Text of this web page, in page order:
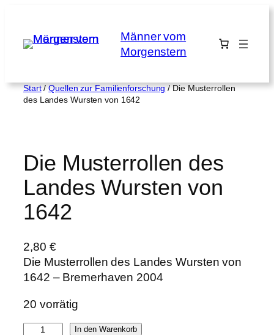
springen
Männer vom
Morgenstern
Start/Quellen zur Familienforschung/ Die Musterrollen
des Landes Wursten von 1642
Die Musterrollen des
Landes Wursten von
1642
2,80 €
Die Musterrollen des Landes Wursten von
1642 – Bremerhaven 2004
20 vorrätig
In den Warenkorb